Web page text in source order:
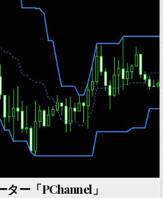
ー「PChannel」